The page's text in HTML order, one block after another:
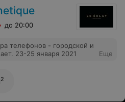
до 20:00
телефонов - городской и
23-25 января 2021
Еще
2